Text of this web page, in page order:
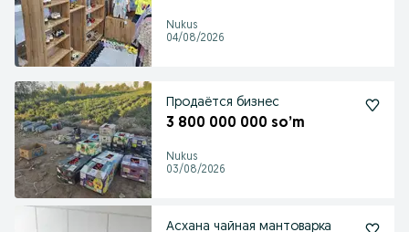
Nukus
04/08/2026
Продаётся бизнес
3 800 000 000 so’m
Nukus
03/08/2026
Асхана чайная мантоварка